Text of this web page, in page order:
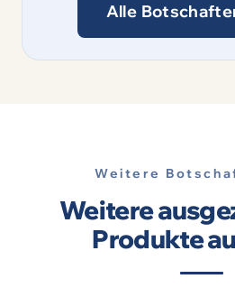
Alle
Weitere
Weitere
Produkte